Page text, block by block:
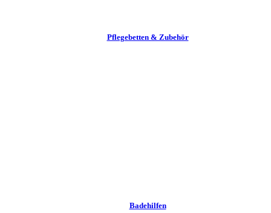
Pflege­betten & Zubehör
Badehilfen